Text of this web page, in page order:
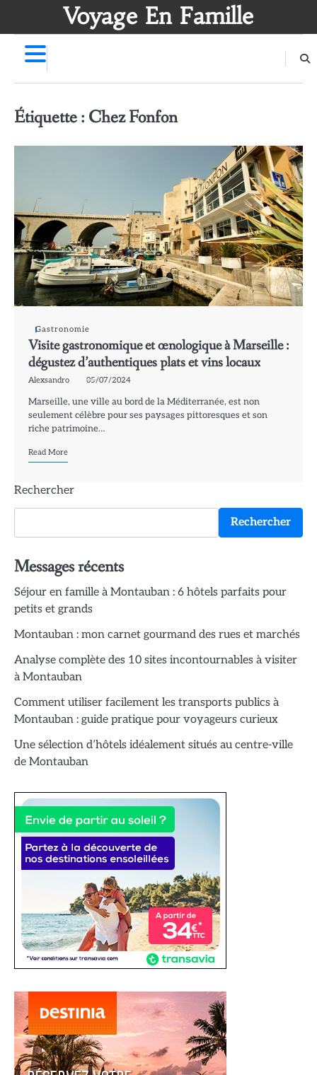
Voyage En Famille
Étiquette : Chez Fonfon
Gastronomie
Visite gastronomique et œnologique à Marseille :
dégustez d’authentiques plats et vins locaux
Alexsandro 05/07/2024
Marseille, une ville au bord de la Méditerranée, est non
seulement célèbre pour ses paysages pittoresques et son
riche patrimoine…
Read More
Rechercher
Rechercher
Messages récents
Séjour en famille à Montauban : 6 hôtels parfaits pour
petits et grands
Montauban : mon carnet gourmand des rues et marchés
Analyse complète des 10 sites incontournables à visiter
à Montauban
Comment utiliser facilement les transports publics à
Montauban : guide pratique pour voyageurs curieux
Une sélection d’hôtels idéalement situés au centre-ville
de Montauban